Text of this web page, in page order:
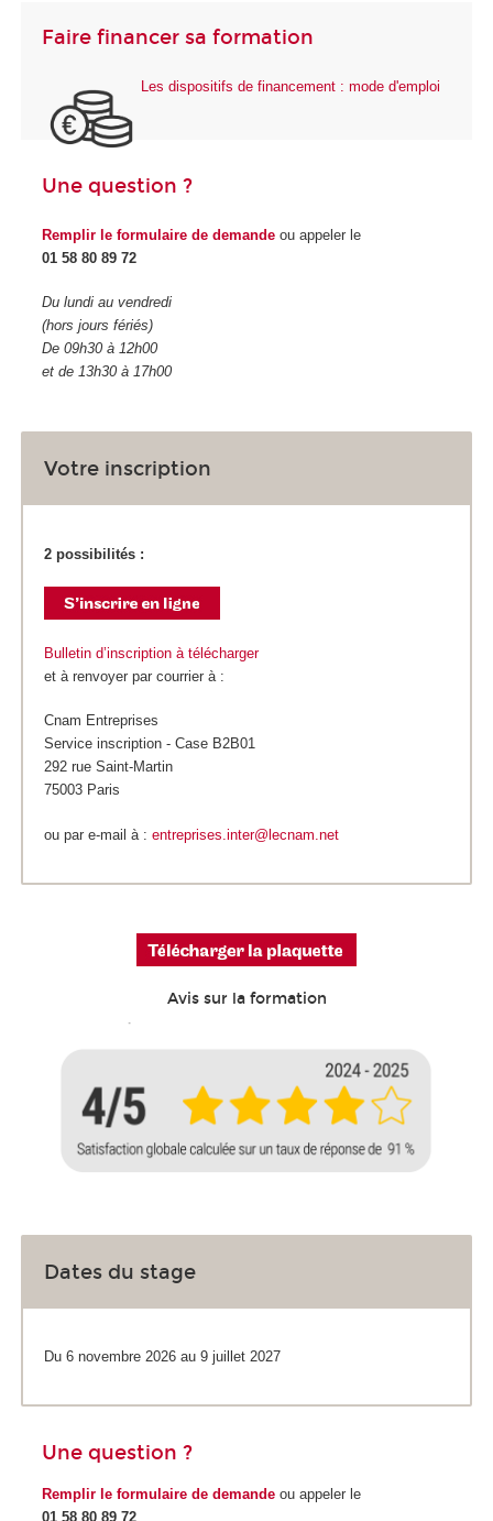
Faire financer sa formation
Les dispositifs de financement : mode d'emploi
Une question ?
Remplir le formulaire de demande ou appeler le
01 58 80 89 72
Du lundi au vendredi
(hors jours fériés)
De 09h30 à 12h00
et de 13h30 à 17h00
Votre inscription
2 possibilités :
Bulletin d’inscription à télécharger
et à renvoyer par courrier à :
Cnam Entreprises
Service inscription - Case B2B01
292 rue Saint-Martin
75003 Paris
ou par e-mail à : entreprises.inter@lecnam.net
Avis sur la formation
Dates du stage
Du 6 novembre 2026 au 9 juillet 2027
Une question ?
Remplir le formulaire de demande ou appeler le
01 58 80 89 72